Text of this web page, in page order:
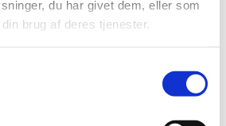
du har givet dem, eller som
brug af deres tjenester.